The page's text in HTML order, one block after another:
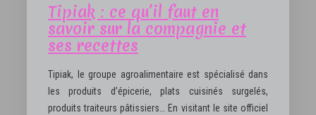
Tipiak : ce qu’il faut en
savoir sur la compagnie et
ses recettes
Tipiak, le groupe agroalimentaire est spécialisé dans
les produits d’épicerie, plats cuisinés surgelés,
produits traiteurs pâtissiers… En visitant le site officiel